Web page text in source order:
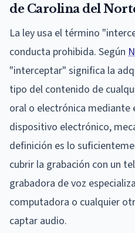
de Carolina del
La ley usa el término
conducta prohibida. Según
"interceptar" significa la
tipo del contenido de
oral o electrónica mediante
dispositivo electrónico,
definición es lo
cubrir la grabación con un
grabadora de voz
computadora o cualquier
captar audio.